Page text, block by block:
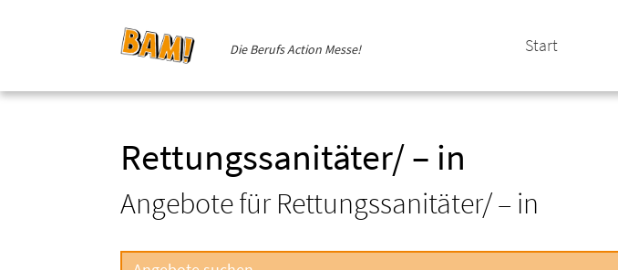
Die Berufs Action Messe! Start
Rettungssanitäter/ – in
Angebote für Rettungssanitäter/ – in